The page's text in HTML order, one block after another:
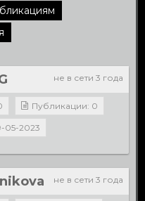
не в сети 3 года
Публикации: 0
05-2023
не в сети 3 года